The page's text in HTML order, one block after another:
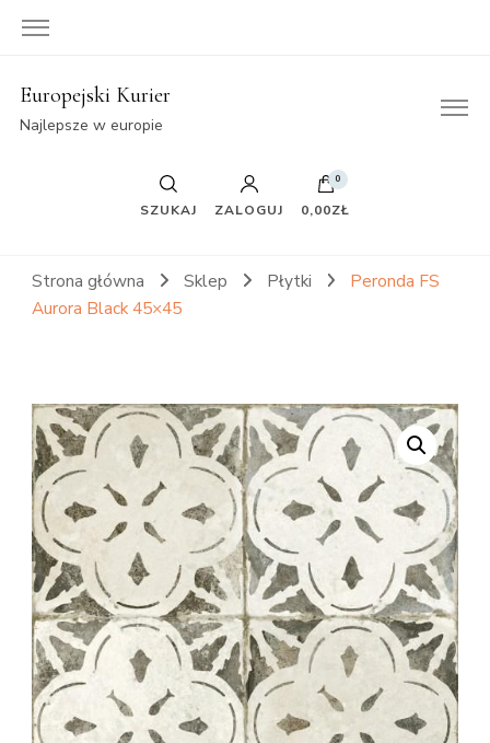
Europejski Kurier
Najlepsze w europie
SZUKAJ ZALOGUJ
0
0,00ZŁ
Strona główna Sklep Płytki
Peronda FS
Aurora Black 45×45